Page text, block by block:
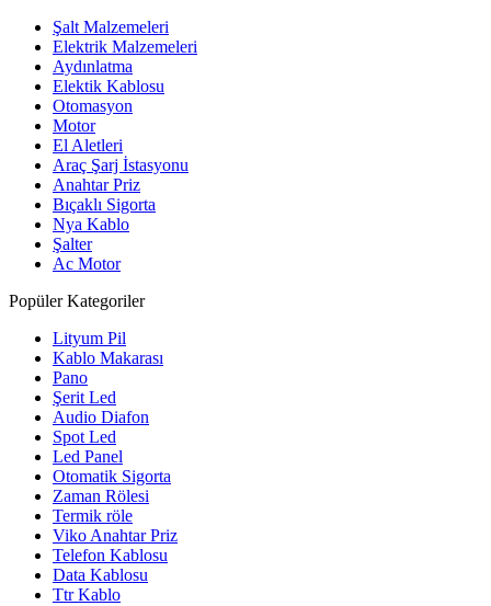
Şalt Malzemeleri
Elektrik Malzemeleri
Aydınlatma
Elektik Kablosu
Otomasyon
Motor
El Aletleri
Araç Şarj İstasyonu
Anahtar Priz
Bıçaklı Sigorta
Nya Kablo
Şalter
Ac Motor
Popüler Kategoriler
Lityum Pil
Kablo Makarası
Pano
Şerit Led
Audio Diafon
Spot Led
Led Panel
Otomatik Sigorta
Zaman Rölesi
Termik röle
Viko Anahtar Priz
Telefon Kablosu
Data Kablosu
Ttr Kablo